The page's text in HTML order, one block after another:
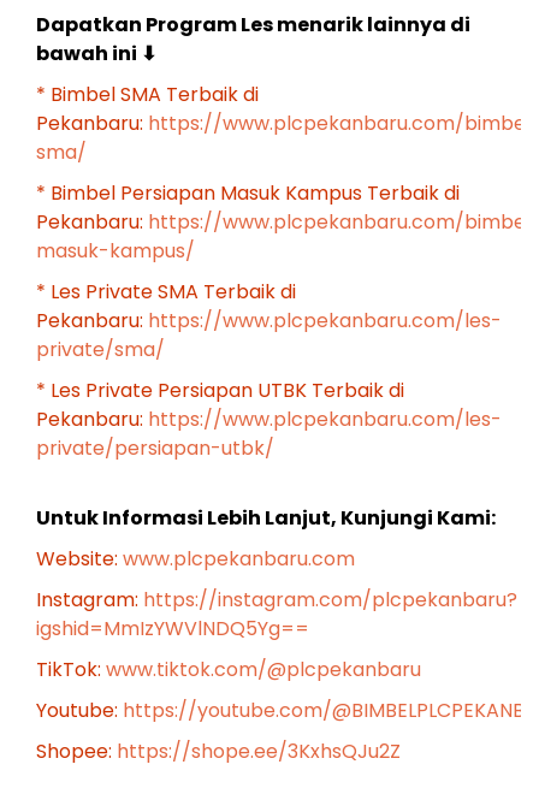
Dapatkan Program Les menarik lainnya di
bawah ini ⬇
* Bimbel SMA Terbaik di
Pekanbaru: https://www.plcpekanbaru.com/
sma/
* Bimbel Persiapan Masuk Kampus Terbaik di
Pekanbaru: https://www.plcpekanbaru.com/
masuk-kampus/
* Les Private SMA Terbaik di
Pekanbaru: https://www.plcpekanbaru.com/les-
private/sma/
* Les Private Persiapan UTBK Terbaik di
Pekanbaru: https://www.plcpekanbaru.com/les-
private/persiapan-utbk/
Untuk Informasi Lebih Lanjut, Kunjungi Kami:
Website: www.plcpekanbaru.com
Instagram: https://instagram.com/plcpekanbaru?
igshid=MmIzYWVlNDQ5Yg==
TikTok: www.tiktok.com/@plcpekanbaru
Youtube: https://youtube.com/
Shopee: https://shope.ee/3KxhsQJu2Z